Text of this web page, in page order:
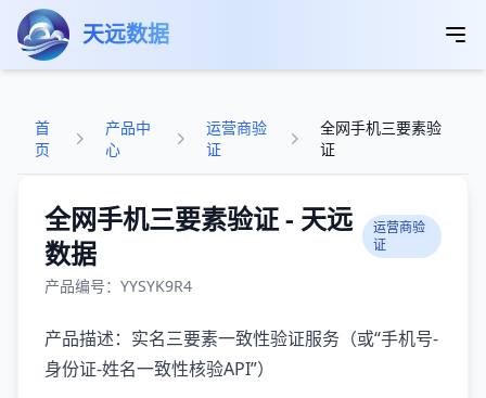
跳转到主要内容
天远数据
首
页
产品中
心
运营商验
证
全网手机三要素验
证
全网手机三要素验证 - 天远
数据
运营商验
证
产品编号：YYSYK9R4
产品描述：实名三要素一致性验证服务（或“手机号-
身份证-姓名一致性核验API”）